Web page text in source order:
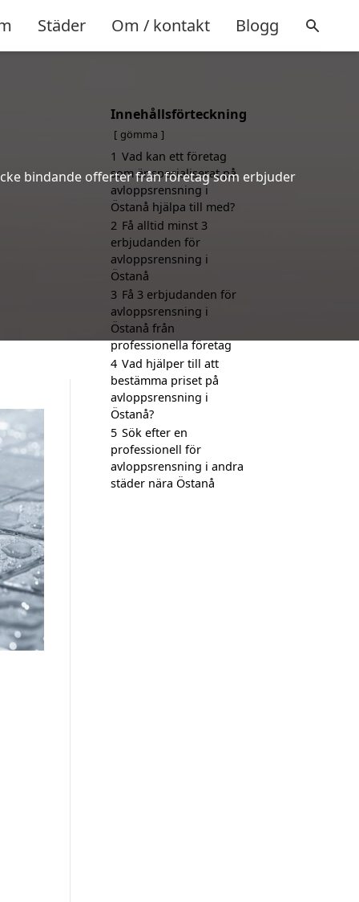
Städer Om / kontakt Blogg
bindande offerter från företag som erbjuder
Innehållsförteckning
gömma
1 Vad kan ett företag
som är specialiserat på
avloppsrensning i
Östanå hjälpa till med?
2 Få alltid minst 3
erbjudanden för
avloppsrensning i
Östanå
3 Få 3 erbjudanden för
avloppsrensning i
Östanå från
professionella företag
4 Vad hjälper till att
bestämma priset på
avloppsrensning i
Östanå?
5 Sök efter en
professionell för
avloppsrensning i andra
städer nära Östanå